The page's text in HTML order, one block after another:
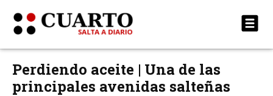
Perdiendo aceite | Una de las
principales avenidas salteñas